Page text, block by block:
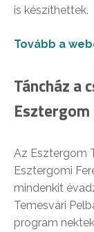
is készíthettek.
Tovább a
Táncház a
Az Esztergom
Esztergomi
mindenkit
Temesvári
program